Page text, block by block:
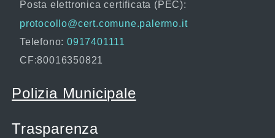
Posta elettronica certificata (PEC):
protocollo@cert.comune.palermo.it
Telefono: 0917401111
CF:80016350821
Polizia Municipale
Trasparenza